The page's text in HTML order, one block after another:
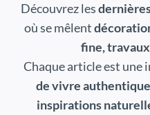
Découvrez les
où se mêlent
fine,
Chaque article est une
de vivre authentique
inspirations